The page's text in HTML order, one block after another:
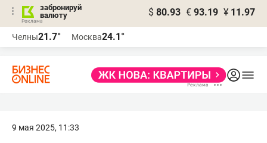
забронируй
валюту
$ 80.93 € 93.19 ¥ 11.97
Челны21.7° Москва24.1°
9 мая 2025, 11:33